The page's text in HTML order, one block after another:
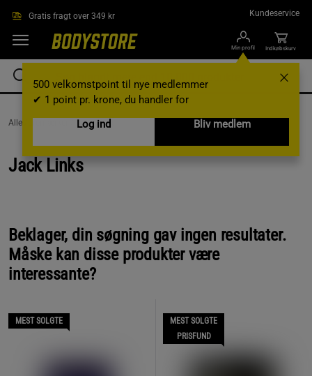
Gratis fragt over 349 kr Kundeservice
Min profil
500 velkomstpoint til nye medlemmer
✔ 1 point pr. krone, du handler for
Log ind
Bliv medlem
Indkøbskurv
AlleVaremærker / Jack Links
Jack Links
Beklager, din søgning gav ingen resultater.
Måske kan disse produkter være
interessante?
MEST SOLGTE
MEST SOLGTE
PRISFUND